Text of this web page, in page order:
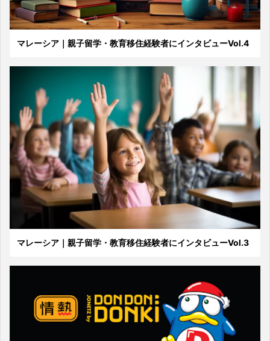
マレーシア｜親子留学・教育移住経験者にインタビューVol.4
マレーシア｜親子留学・教育移住経験者にインタビューVol.3